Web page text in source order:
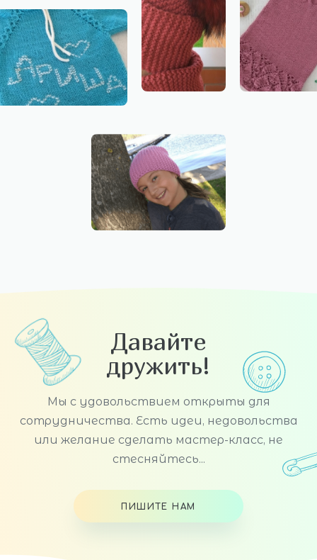
Давайте
дружить!
Мы с удовольствием открыты для
сотрудничества. Есть идеи, недовольства
или желание сделать мастер-класс, не
стесняйтесь...
ПИШИТЕ НАМ